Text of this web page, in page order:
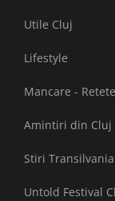
Utile Cluj
Lifestyle
Mancare - Retete
Amintiri din Cluj
Stiri Transilvania
Untold Festival